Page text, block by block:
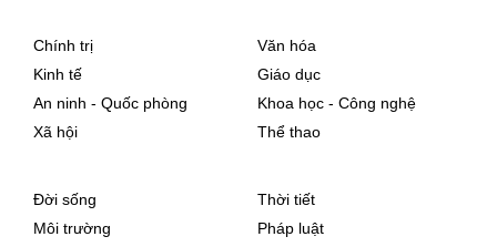
Chính trị
Kinh tế
An ninh - Quốc phòng
Xã hội
Văn hóa
Giáo dục
Khoa học - Công nghệ
Thể thao
Đời sống
Môi trường
Thời tiết
Pháp luật